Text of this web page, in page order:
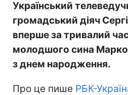
Український
громадський діяч
вперше за тривалий
молодшого сина Марко
з днем народження.
Про це пише РБК-